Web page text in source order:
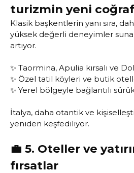
turizmin yeni
Klasik başkentlerin yanı sıra,
yüksek değerli deneyimler
artıyor.
✨ Taormina, Apulia kırsalı ve
✨ Özel tatil köyleri ve butik
✨ Yerel bölgeyle bağlantılı
İtalya, daha otantik ve
yeniden keşfediliyor.
💼 5. Oteller ve
fırsatlar